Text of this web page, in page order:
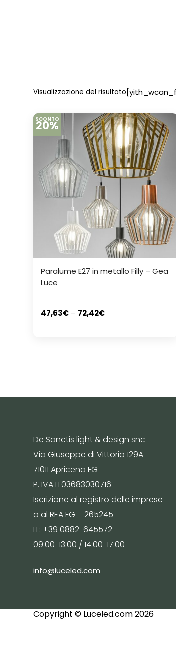
Visualizzazione del risultato
SCONTO
20%
Paralume E27 in metallo Filly – Gea
Luce
47,63€ – 72,42€
De Sanctis light & design snc
Via Giuseppe di Vittorio 129A
71011 Apricena FG
P. IVA IT03683030716
Iscrizione al registro delle imprese
o al REA FG – 265245
IT: +39 0882-645572
09:00-13:00 / 14:00-17:00
info@luceled.com
Copyright © Luceled.com 2026